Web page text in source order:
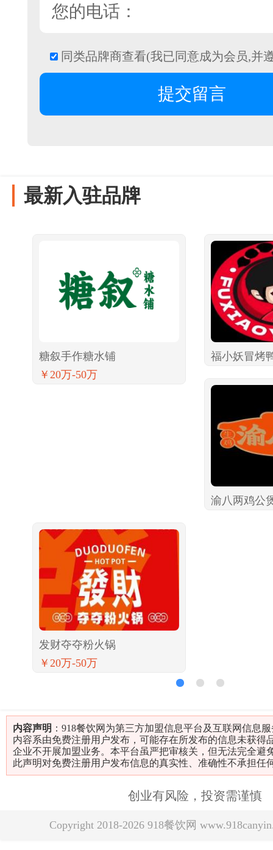
同类品牌商查看(我已同意成为会员,并
最新入驻品牌
糖叙手作糖水铺
￥20万-50万
福小妖冒烤
渝八两鸡公
发财夺夺粉火锅
￥20万-50万
内容声明 ：918餐饮网为第三方加盟信息平台及互联网信息
内容系由免费注册用户发布，可能存在所发布的信息未获得
企业不开展加盟业务。本平台虽严把审核关，但无法完全避
此声明对免费注册用户发布信息的真实性、准确性不承担任
创业有风险，投资需谨慎
Copyright 2018-2026 918餐饮网